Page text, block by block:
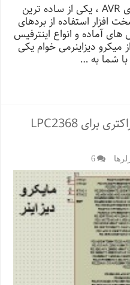
پروژه برد آموزشی میکروکنترلرهای AVR ،‌ یکی از ساده ترین
افزار استفاده از بردهای
آماده و انواع اینترفیس
دیزاینرمی خوام یکی
با شما به …
هدرفایل راه اندازی LCD کاراکتری برای LPC2368
6